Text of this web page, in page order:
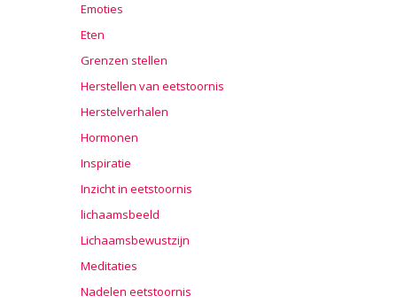
Emoties
Eten
Grenzen stellen
Herstellen van eetstoornis
Herstelverhalen
Hormonen
Inspiratie
Inzicht in eetstoornis
lichaamsbeeld
Lichaamsbewustzijn
Meditaties
Nadelen eetstoornis